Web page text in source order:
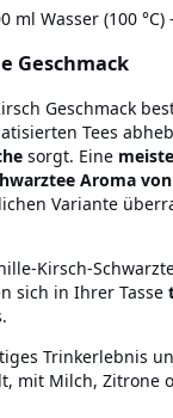
ml Wasser (100 °C) -
Geschmack
Geschmack
Tees
sorgt. Eine
Aroma
Variante
Kirsch-
sich in Ihrer Tasse
Trinkerlebnis
mit Milch, Zitrone